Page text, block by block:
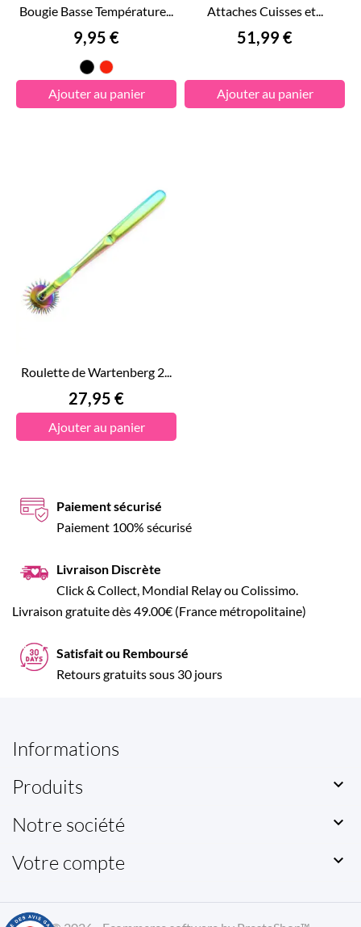
Bougie Basse Température...
Prix
9,95 €
NoirRouge
Ajouter au panier
Attaches Cuisses et...
Prix
51,99 €
Ajouter au panier
Roulette de Wartenberg 2...
Prix
27,95 €
Ajouter au panier
Paiement sécurisé
Paiement 100% sécurisé
Livraison Discrète
Click & Collect, Mondial Relay ou Colissimo.
Livraison gratuite dès 49.00€ (France métropolitaine)
Satisfait ou Remboursé
Retours gratuits sous 30 jours
Informations
Produits

Notre société 
Votre compte 